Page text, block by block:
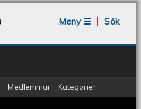
Meny ☰
Sök
Medlemmar Kategorier